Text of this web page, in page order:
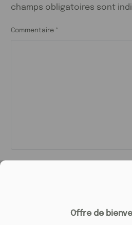
champs obligatoires sont
Commentaire *
Offre de